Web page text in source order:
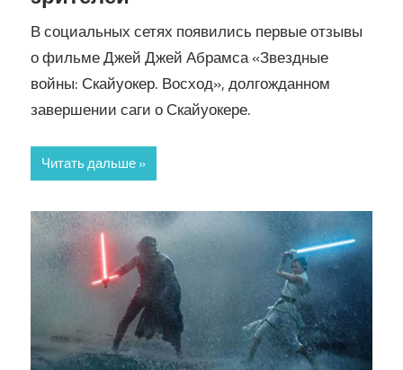
В социальных сетях появились первые отзывы
о фильме Джей Джей Абрамса «Звездные
войны: Скайуокер. Восход», долгожданном
завершении саги о Скайуокере.
Читать дальше